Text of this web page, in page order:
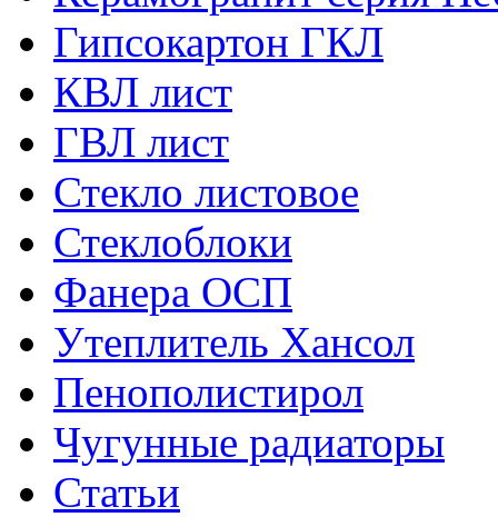
Гипсокартон ГКЛ
КВЛ лист
ГВЛ лист
Стекло листовое
Стеклоблоки
Фанера ОСП
Утеплитель Хансол
Пенополистирол
Чугунные радиаторы
Статьи